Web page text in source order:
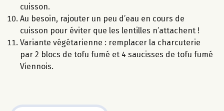
cuisson.
Au besoin, rajouter un peu d’eau en cours de
cuisson pour éviter que les lentilles n’attachent !
Variante végétarienne : remplacer la charcuterie
par 2 blocs de tofu fumé et 4 saucisses de tofu fumé
Viennois.